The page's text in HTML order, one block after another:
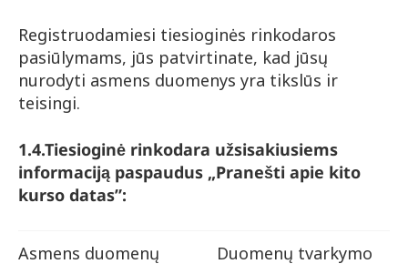
Registruodamiesi tiesioginės rinkodaros
pasiūlymams, jūs patvirtinate, kad jūsų
nurodyti asmens duomenys yra tikslūs ir
teisingi.
1.4.Tiesioginė rinkodara užsisakiusiems
informaciją paspaudus „Pranešti apie kito
kurso datas”:
Asmens duomenų
Duomenų tvarkymo